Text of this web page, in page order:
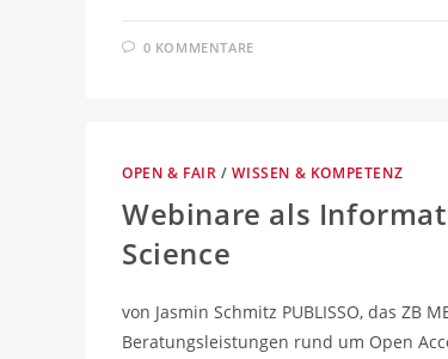
0 KOMMENTARE
OPEN & FAIR /WISSEN & KOMPETENZ
Webinare als
Science
von Jasmin Schmitz PUBLISSO, das
Beratungsleistungen rund um Open